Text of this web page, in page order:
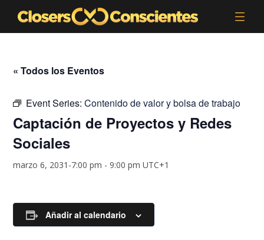
« Todos los Eventos
Event Series:Contenido de valor y bolsa de trabajo
Captación de Proyectos y Redes
Sociales
marzo 6, 2031-7:00 pm -9:00 pm UTC+1
Añadir al calendario